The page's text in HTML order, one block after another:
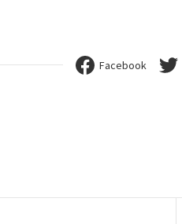
Facebook